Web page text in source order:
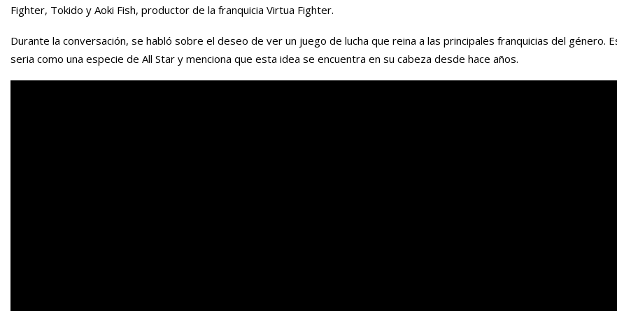
Fighter, Tokido y Aoki Fish, productor de la franquicia Virtua Fighter.
Durante la conversación, se habló sobre el deseo de ver un juego de lucha que reina a las principales franquicias del género.
seria como una especie de All Star y menciona que esta idea se encuentra en su cabeza desde hace años.